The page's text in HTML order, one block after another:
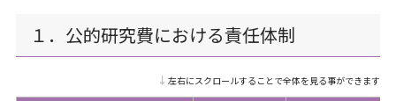
１．公的研究費における責任体制
↓左右にスクロールすることで全体を見る事ができます